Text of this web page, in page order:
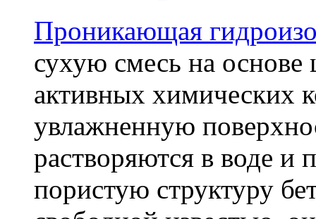
Проникающая
сухую смесь на основе
активных химических
увлажненную
растворяются в воде и
пористую структуру